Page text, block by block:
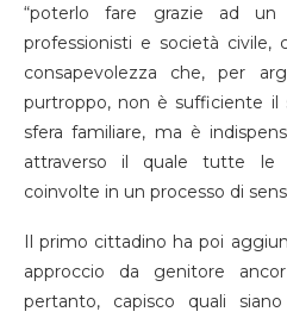
“poterlo fare grazie ad un
professionisti e società
consapevolezza che, per
purtroppo, non è sufficiente il
sfera familiare, ma è
attraverso il quale tutte le
coinvolte in un processo di
Il primo cittadino ha poi
approccio da genitore
pertanto, capisco quali